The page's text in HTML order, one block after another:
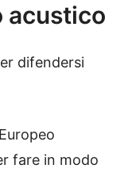
acustico
difendersi
fare in modo